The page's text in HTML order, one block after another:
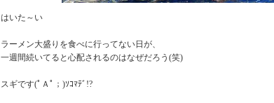
はいた～い
ラーメン大盛りを食べに行ってない日が、
一週間続いてると心配されるのはなぜだろう(笑)
スギです(ﾟＡﾟ；)ｿｺﾏﾃﾞ!?